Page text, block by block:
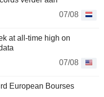
07/08
at all-time high on
07/08
European Bourses